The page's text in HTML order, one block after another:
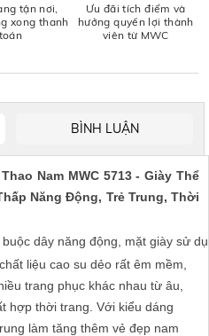
tận nơi,
xong thanh
toán
Ưu đãi tích điểm và
hưởng quyền lợi thành
viên từ MWC
BÌNH LUẬN
Nam MWC 5713 - Giày Thể
Năng Động, Trẻ Trung, Thời
dây năng động, mặt giày sử
liệu cao su dẻo rất êm mềm,
trang phục khác nhau từ âu,
hợp thời trang. Với kiểu dáng
làm tăng thêm vẻ đẹp nam